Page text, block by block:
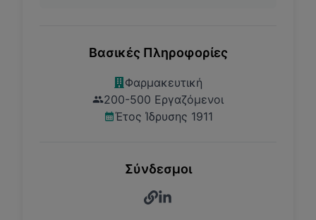
Βασικές Πληροφορίες
Φαρμακευτική
200-500 Εργαζόμενοι
Έτος Ίδρυσης 1911
Σύνδεσμοι